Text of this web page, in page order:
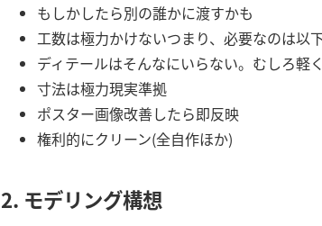
もしかしたら別の誰かに渡すかも
工数は極力かけないつまり、必要なのは以下
ディテールはそんなにいらない。むしろ軽く
寸法は極力現実準拠
ポスター画像改善したら即反映
権利的にクリーン(全自作ほか)
2. モデリング構想